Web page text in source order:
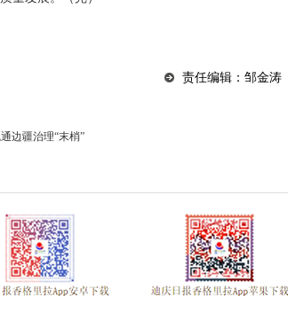
责任编辑：邹金涛
边疆治理“末梢”